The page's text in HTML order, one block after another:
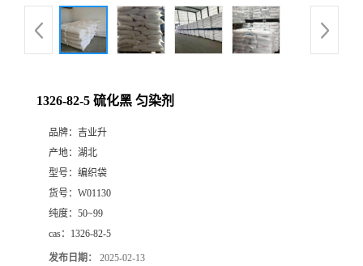
1326-82-5 硫化黑 匀染剂
品牌： 吉业升
产地： 湖北
型号： 编织袋
货号： W01130
纯度： 50~99
cas： 1326-82-5
发布日期： 2025-02-13